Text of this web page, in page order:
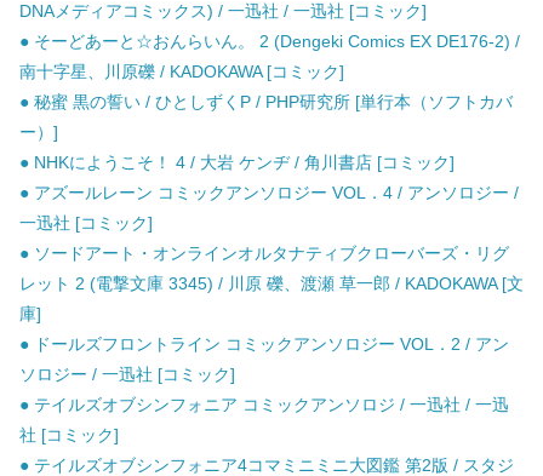
DNAメディアコミックス) / 一迅社 / 一迅社 [コミック]
● そーどあーと☆おんらいん。 2 (Dengeki Comics EX DE176-2) /
南十字星、川原礫 / KADOKAWA [コミック]
● 秘蜜 黒の誓い / ひとしずくP / PHP研究所 [単行本（ソフトカバ
ー）]
● NHKにようこそ！ 4 / 大岩 ケンヂ / 角川書店 [コミック]
● アズールレーン コミックアンソロジー VOL．4 / アンソロジー /
一迅社 [コミック]
● ソードアート・オンラインオルタナティブクローバーズ・リグ
レット 2 (電撃文庫 3345) / 川原 礫、渡瀬 草一郎 / KADOKAWA [文
庫]
● ドールズフロントライン コミックアンソロジー VOL．2 / アン
ソロジー / 一迅社 [コミック]
● テイルズオブシンフォニア コミックアンソロジ / 一迅社 / 一迅
社 [コミック]
● テイルズオブシンフォニア4コマミニミニ大図鑑 第2版 / スタジ